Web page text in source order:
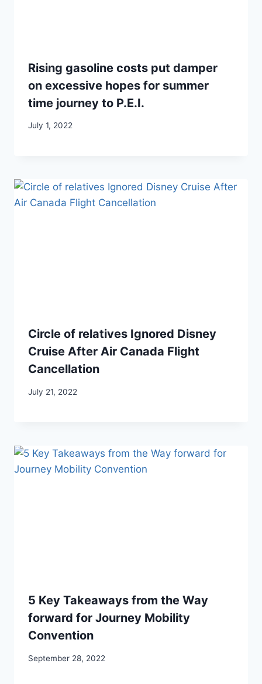
Rising gasoline costs put damper
on excessive hopes for summer
time journey to P.E.I.
July 1, 2022
Circle of relatives Ignored Disney
Cruise After Air Canada Flight
Cancellation
July 21, 2022
5 Key Takeaways from the Way
forward for Journey Mobility
Convention
September 28, 2022